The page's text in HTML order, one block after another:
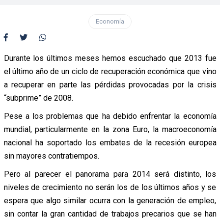
Economía
Durante los últimos meses hemos escuchado que 2013 fue
el último año de un ciclo de recuperación económica que vino
a recuperar en parte las pérdidas provocadas por la crisis
“subprime” de 2008.
Pese a los problemas que ha debido enfrentar la economía
mundial, particularmente en la zona Euro, la macroeconomía
nacional ha soportado los embates de la recesión europea
sin mayores contratiempos.
Pero al parecer el panorama para 2014 será distinto, los
niveles de crecimiento no serán los de los últimos años y se
espera que algo similar ocurra con la generación de empleo,
sin contar la gran cantidad de trabajos precarios que se han